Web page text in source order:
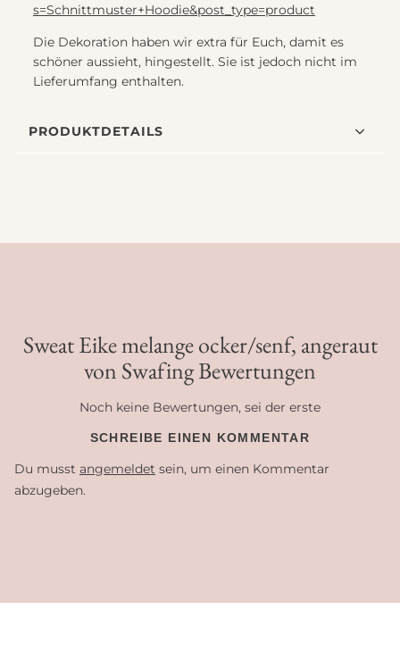
s=Schnittmuster+Hoodie&post_type=product
Die Dekoration haben wir extra für Euch, damit es
schöner aussieht, hingestellt. Sie ist jedoch nicht im
Lieferumfang enthalten.
PRODUKTDETAILS
Sweat Eike melange ocker/senf, angeraut
von Swafing Bewertungen
Noch keine Bewertungen, sei der erste
SCHREIBE EINEN KOMMENTAR
Du musst angemeldet sein, um einen Kommentar
abzugeben.